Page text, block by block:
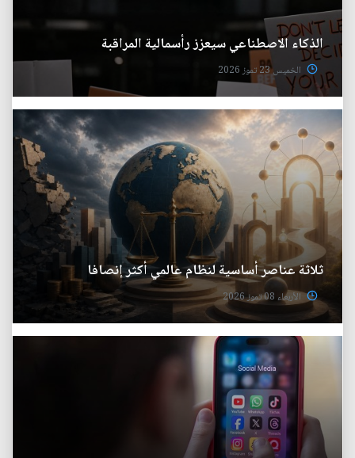
الذكاء الاصطناعي سيعزز رأسمالية المراقبة
الخميس 23 تموز 2026
ثلاثة عناصر أساسية لنظام عالمي أكثر إنصافا
الأربعاء 08 تموز 2026